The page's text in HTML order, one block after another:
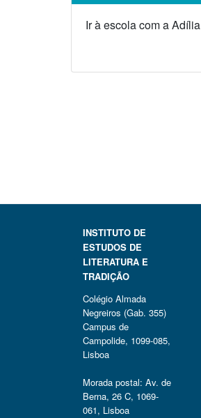
Ir à escola com a Adília
INSTITUTO DE
ESTUDOS DE
LITERATURA E
TRADIÇÃO
Colégio Almada
Negreiros (Gab. 355)
Campus de
Campolide, 1099-085,
Lisboa
Morada postal: Av. de
Berna, 26 C, 1069-
061, Lisboa